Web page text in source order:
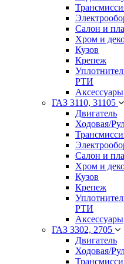
Салон и
Хром и
Кузов
Крепеж
РТИ
Аксессуары
ГАЗ 3110, 31105
Двигатель
Ходовая/
Салон и
Хром и
Кузов
Крепеж
РТИ
Аксессуары
ГАЗ 3302, 2705
Двигатель
Ходовая/